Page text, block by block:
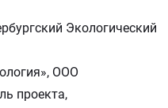
Экологический
ООО
проекта,